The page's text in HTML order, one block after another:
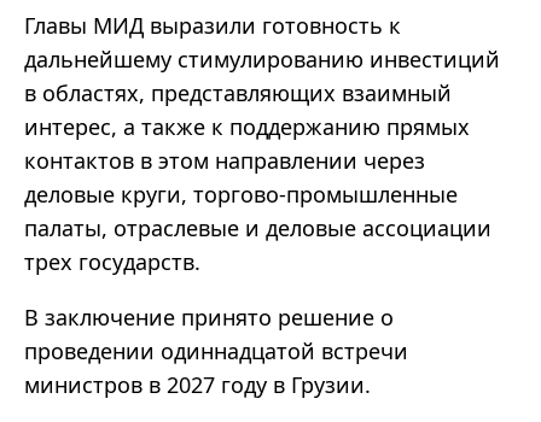
Главы МИД выразили готовность к
дальнейшему стимулированию инвестиций
в областях, представляющих взаимный
интерес, а также к поддержанию прямых
контактов в этом направлении через
деловые круги, торгово-промышленные
палаты, отраслевые и деловые ассоциации
трех государств.
В заключение принято решение о
проведении одиннадцатой встречи
министров в 2027 году в Грузии.